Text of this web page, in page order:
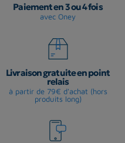
Paiement en 3 ou 4 fois
avec Oney
Livraison gratuite en point
relais
à partir de 79€ d'achat (hors
produits long)